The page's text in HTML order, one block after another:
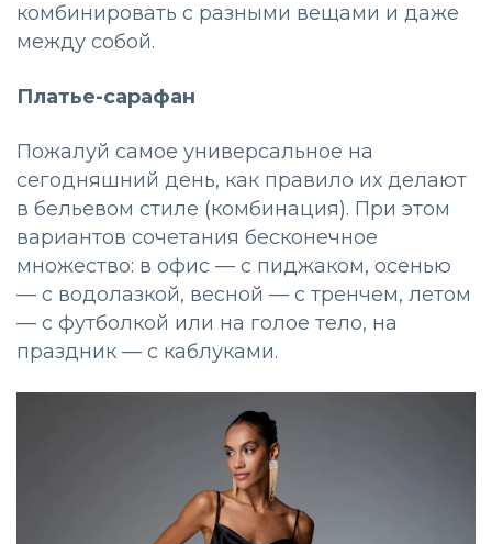
комбинировать с разными вещами и даже
между собой.
Платье-сарафан
Пожалуй самое универсальное на
сегодняшний день, как правило их делают
в бельевом стиле (комбинация). При этом
вариантов сочетания бесконечное
множество: в офис — с пиджаком, осенью
— с водолазкой, весной — с тренчем, летом
— с футболкой или на голое тело, на
праздник — с каблуками.